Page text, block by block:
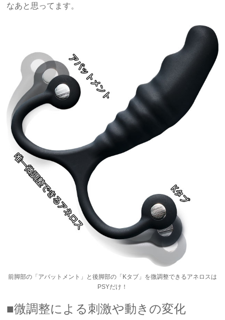
なあと思ってます。
前脚部の「アバットメント」と後脚部の「Kタブ」を微調整できるアネロスは
PSYだけ！
■微調整による刺激や動きの変化